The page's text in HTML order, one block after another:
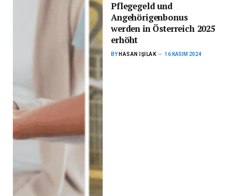
Pflegegeld und
Angehörigenbonus
werden in Österreich 2025
erhöht
BY HASAN IŞILAK 16 KASIM 2024